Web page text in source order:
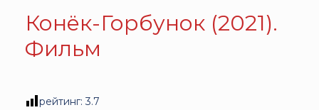
Конёк-Горбунок (2021).
Фильм
рейтинг:3.7